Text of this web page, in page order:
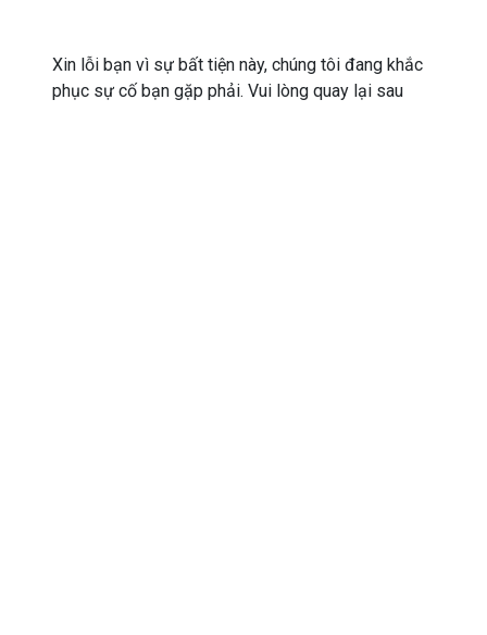
Xin lỗi bạn vì sự bất tiện này, chúng tôi đang khắc
phục sự cố bạn gặp phải. Vui lòng quay lại sau